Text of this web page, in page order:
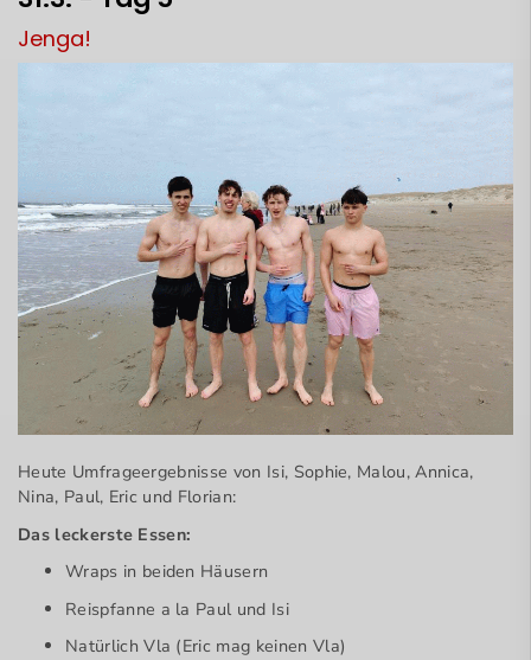
Jenga!
Heute Umfrageergebnisse von Isi, Sophie, Malou, Annica,
Nina, Paul, Eric und Florian:
Das leckerste Essen:
Wraps in beiden Häusern
Reispfanne a la Paul und Isi
Natürlich Vla (Eric mag keinen Vla)